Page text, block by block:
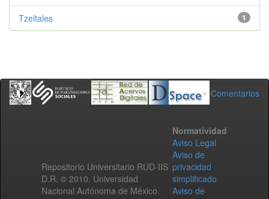
1
Tzeltales
Comentarios
Repositorio Universitario RUD-IIS
D.R. © 2010. Universidad
Nacional Autónoma de México.
Normatividad
Aviso Legal
Aviso de
privacidad
simplificado
Aviso de